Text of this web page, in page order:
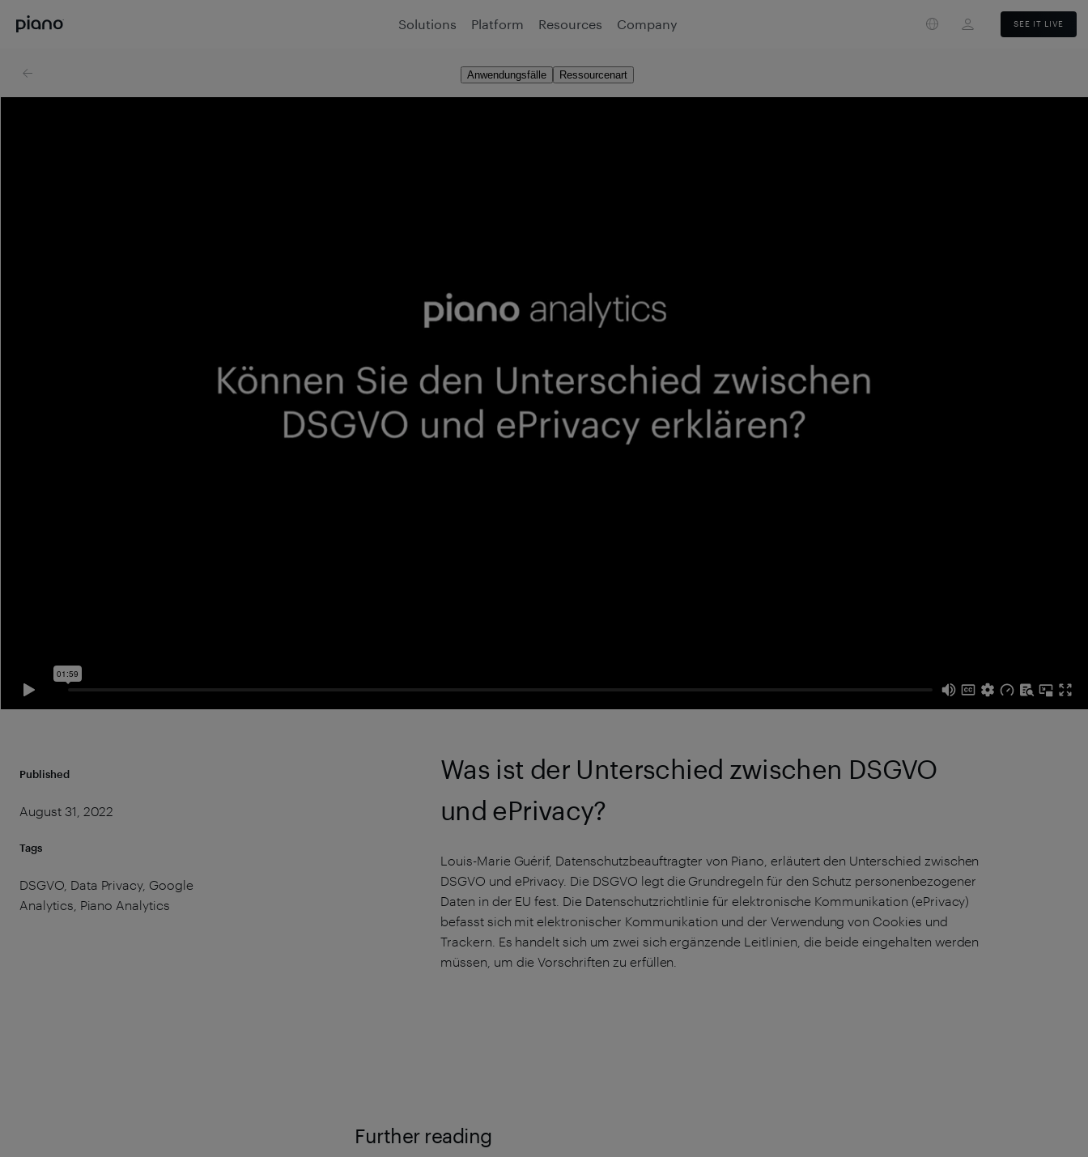
Ressourcenart
Anwendungsfälle
Published
August 31, 2022
Tags
DSGVO, Data Privacy, Google
Analytics, Piano Analytics
Was ist der Unterschied zwischen DSGVO
und ePrivacy?
Louis-Marie Guérif, Datenschutzbeauftragter von Piano, erläutert den Unterschied zwischen
DSGVO und ePrivacy. Die DSGVO legt die Grundregeln für den Schutz personenbezogener
Daten in der EU fest. Die Datenschutzrichtlinie für elektronische Kommunikation (ePrivacy)
befasst sich mit elektronischer Kommunikation und der Verwendung von Cookies und
Trackern. Es handelt sich um zwei sich ergänzende Leitlinien, die beide eingehalten werden
müssen, um die Vorschriften zu erfüllen.
Further reading
Solutions Platform Resources Company SEE IT LIVE